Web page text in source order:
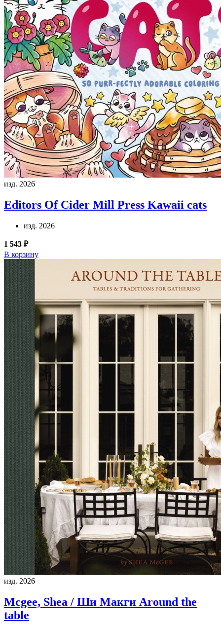
изд. 2026
Editors Of Cider Mill Press Kawaii cats
изд. 2026
1 543 ₽
В корзину
изд. 2026
Mcgee, Shea / Ши Макги Around the
table